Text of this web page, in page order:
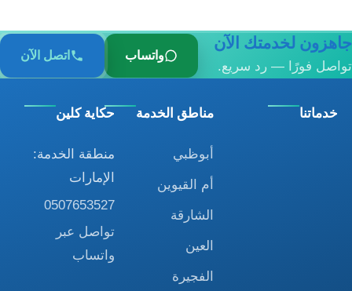
جاهزون لخدمتك الآن
تواصل فورًا — رد سريع.
واتساب اتصل الآن
خدماتنا مناطق الخدمة
أبوظبي
أم القيوين
الشارقة
العين
الفجيرة
حكاية كلين
منطقة الخدمة:
الإمارات
0507653527
تواصل عبر
واتساب